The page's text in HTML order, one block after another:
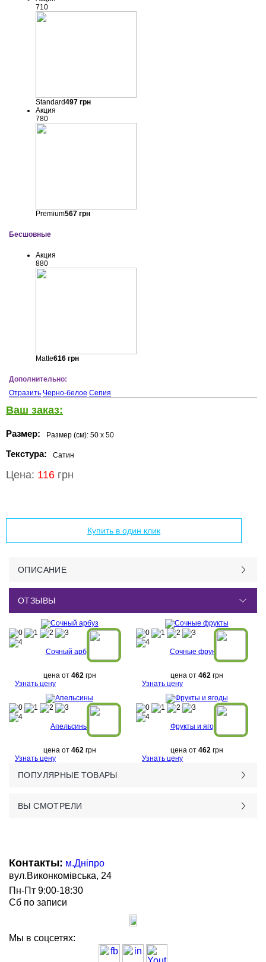
710
Standard497грн
Акция
780
Premium567грн
Бесшовные
Акция
880
Matte616грн
Дополнительно:
Отразить Черно-белое Сепия
Ваш заказ:
Размер: Размер (см): 50 x 50
Текстура: Сатин
Цена: 116 грн
Купить в один клик
ОПИСАНИЕ
ОТЗЫВЫ
Сочный арбуз
цена от 462грн
Узнать цену
Сочные фрукты
цена от 462грн
Узнать цену
Апельсины
цена от 462грн
Узнать цену
Фрукты и ягоды
цена от 462грн
Узнать цену
ПОПУЛЯРНЫЕ ТОВАРЫ
ВЫ СМОТРЕЛИ
Контакты: м.Дніпро
вул.Виконкомівська, 24
Пн-Пт 9:00-18:30
Сб по записи
Мы в соцсетях: